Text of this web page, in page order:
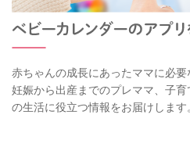
赤ちゃんの成長にあったママに必要
妊娠から出産までのプレママ、子
の生活に役立つ情報をお届けします